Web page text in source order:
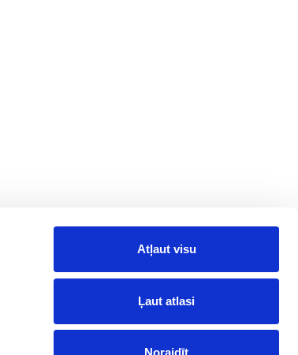
Atļaut visu
Ļaut atlasi
Noraidīt
Follow Us on
Social Media